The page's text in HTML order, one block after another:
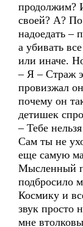
продолжим?
своей? А?
надоедать –
а убивать
или иначе.
– Я – Страж
провизжал
почему он
детишек
– Тебе
Сам ты не
еще самую
Мысленный
подбросило
Космику и
звук просто
мне